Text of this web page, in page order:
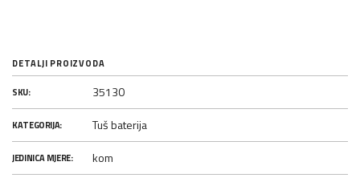
DETALJI PROIZVODA
SKU: 35130
KATEGORIJA: Tuš baterija
JEDINICA MJERE: kom